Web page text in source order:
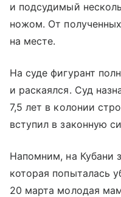
и подсудимый
ножом. От
на месте.
На суде фигурант
и раскаялся. Суд
7,5 лет в колонии
вступил в законную
Напомним, на Кубани
которая попыталась
20 марта молодая